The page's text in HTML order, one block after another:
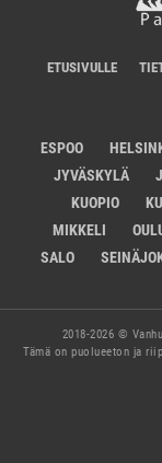
ETUSIVULLE
ESPOO
JYVÄSKYLÄ
KUOPIO
MIKKELI
SALO
2018-2026 ©
Tämä on puolueeton ja